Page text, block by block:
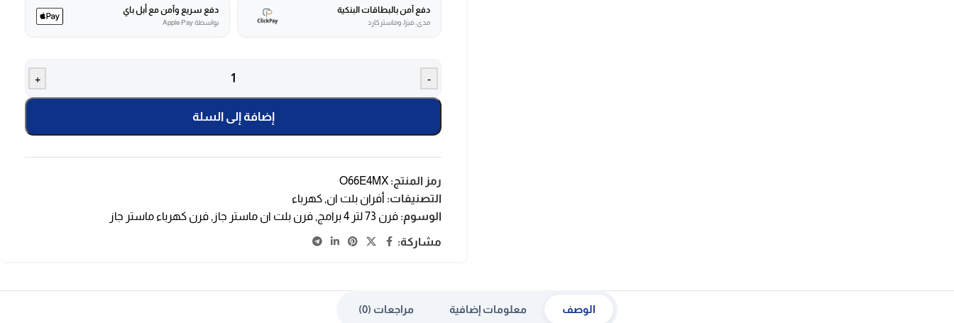
دفع آمن بالبطاقات البنكية
مدى، فيزا، وماستركارد
دفع سريع وآمن مع أبل باي
بواسطة Apple Pay
-
+
إضافة إلى السلة
رمز المنتج: O66E4MX
التصنيفات: أفران بلت ان, كهرباء
الوسوم: فرن 73 لتر 4 برامج , فرن بلت ان ماستر جاز , فرن كهرباء ماستر جاز
مشاركة:
الوصف معلومات إضافية مراجعات (0)